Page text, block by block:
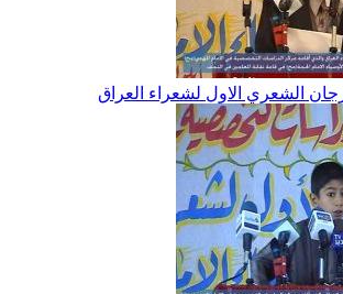
الشعري الاول لشعراء العراق